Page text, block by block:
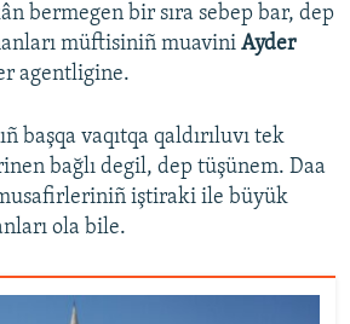
bermegen bir sıra sebep bar, dep
müftisiniñ muavini Ayder
agentligine.
başqa vaqıtqa qaldırıluvı tek
bağlı degil, dep tüşünem. Daa
iştiraki ile büyük
ola bile.